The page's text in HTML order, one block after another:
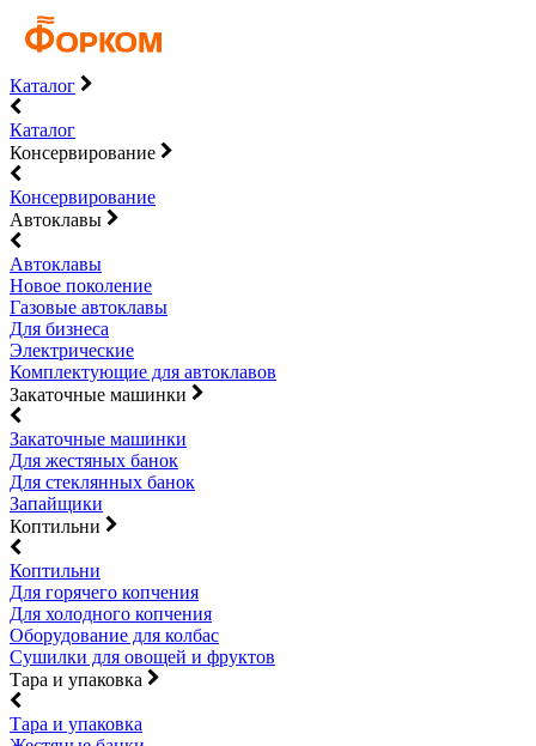
Каталог
Каталог
Консервирование
Консервирование
Автоклавы
Автоклавы
Новое поколение
Газовые автоклавы
Для бизнеса
Электрические
Комплектующие для автоклавов
Закаточные машинки
Закаточные машинки
Для жестяных банок
Для стеклянных банок
Запайщики
Коптильни
Коптильни
Для горячего копчения
Для холодного копчения
Оборудование для колбас
Сушилки для овощей и фруктов
Тара и упаковка
Тара и упаковка